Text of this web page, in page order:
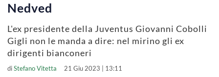
Nedved
L'ex presidente della Juventus Giovanni Cobolli
Gigli non le manda a dire: nel mirino gli ex
dirigenti bianconeri
diStefano Vitetta 21 Giu 2023 | 13:11